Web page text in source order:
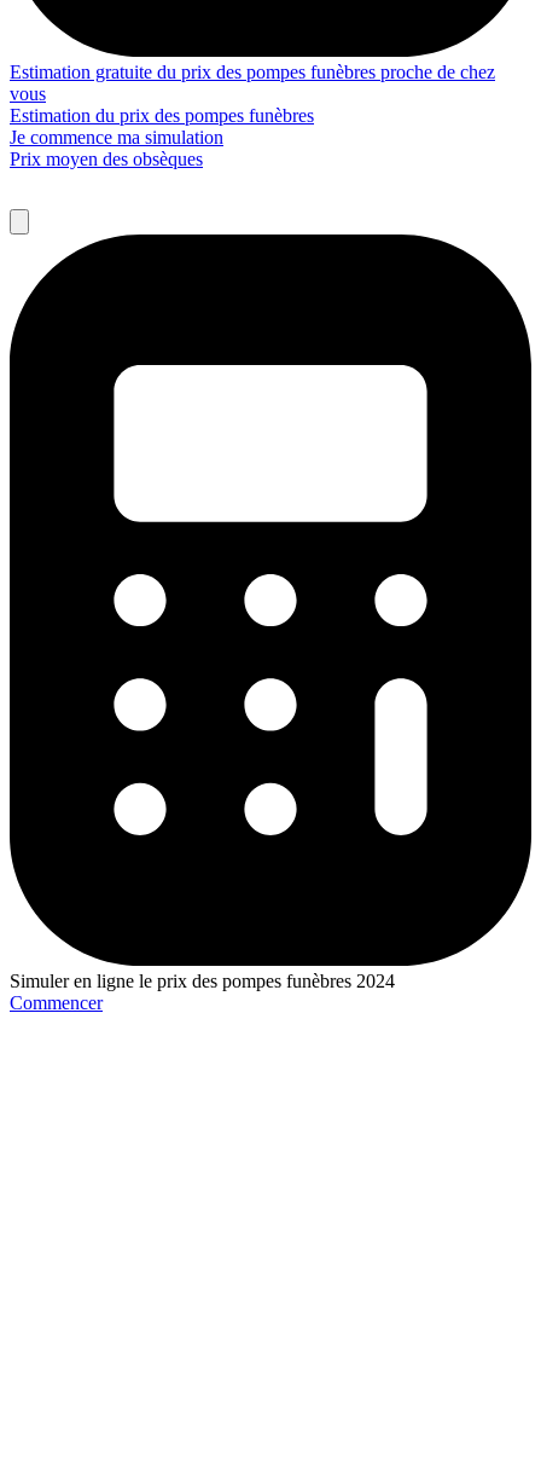
Estimation gratuite du prix des pompes funèbres proche de chez
vous
Estimation du prix des pompes funèbres
Je commence ma simulation
Prix moyen des obsèques
Simuler en ligne le prix des pompes funèbres 2024
Commencer